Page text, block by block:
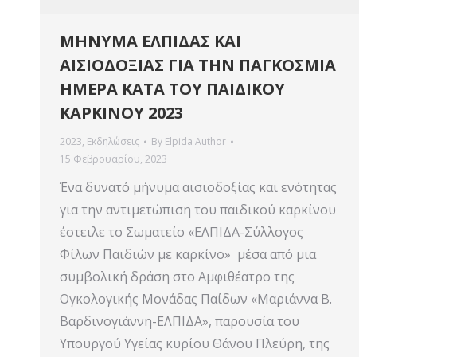
ΜΗΝΥΜΑ ΕΛΠΙΔΑΣ ΚΑΙ
ΑΙΣΙΟΔΟΞΙΑΣ ΓΙΑ ΤΗΝ ΠΑΓΚΟΣΜΙΑ
ΗΜΕΡΑ ΚΑΤΑ ΤΟΥ ΠΑΙΔΙΚΟΥ
ΚΑΡΚΙΝΟΥ 2023
2023, Εκδηλώσεις By Elpida Author
15 Φεβρουαρίου, 2023
Ένα δυνατό μήνυμα αισιοδοξίας και ενότητας
για την αντιμετώπιση του παιδικού καρκίνου
έστειλε το Σωματείο «ΕΛΠΙΔΑ-Σύλλογος
Φίλων Παιδιών με καρκίνο» μέσα από μια
συμβολική δράση στο Αμφιθέατρο της
Ογκολογικής Μονάδας Παίδων «Μαριάννα Β.
Βαρδινογιάννη-ΕΛΠΙΔΑ», παρουσία του
Υπουργού Υγείας κυρίου Θάνου Πλεύρη, της